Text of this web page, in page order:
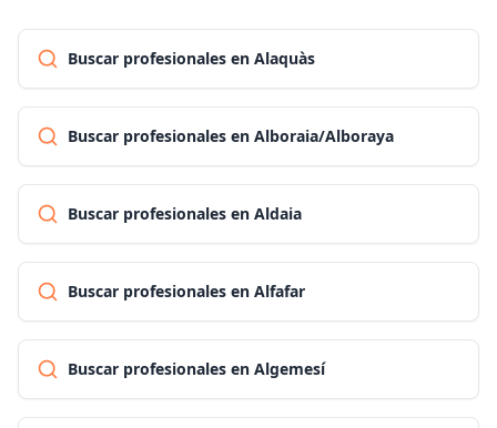
Buscar profesionales en Alaquàs
Buscar profesionales en Alboraia/Alboraya
Buscar profesionales en Aldaia
Buscar profesionales en Alfafar
Buscar profesionales en Algemesí